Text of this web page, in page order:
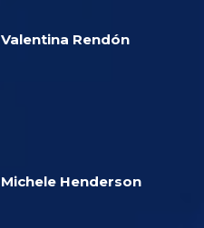
Valentina Rendón
Michele Henderson